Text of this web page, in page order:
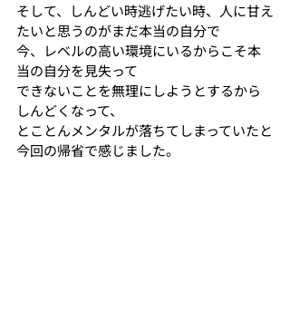
そして、しんどい時逃げたい時、人に甘え
たいと思うのがまだ本当の自分で
今、レベルの高い環境にいるからこそ本
当の自分を見失って
できないことを無理にしようとするから
しんどくなって、
とことんメンタルが落ちてしまっていたと
今回の帰省で感じました。